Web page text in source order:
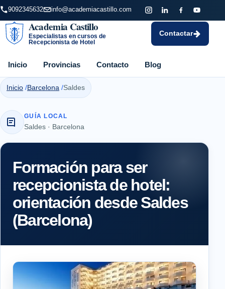
9092345632 info@academiacastillo.com
Academia Castillo
Especialistas en cursos de
Recepcionista de Hotel
Inicio Provincias Contacto Blog
Contactar
Inicio Barcelona Saldes
GUÍA LOCAL
Saldes · Barcelona
Formación para ser
recepcionista de hotel:
orientación desde Saldes
(Barcelona)